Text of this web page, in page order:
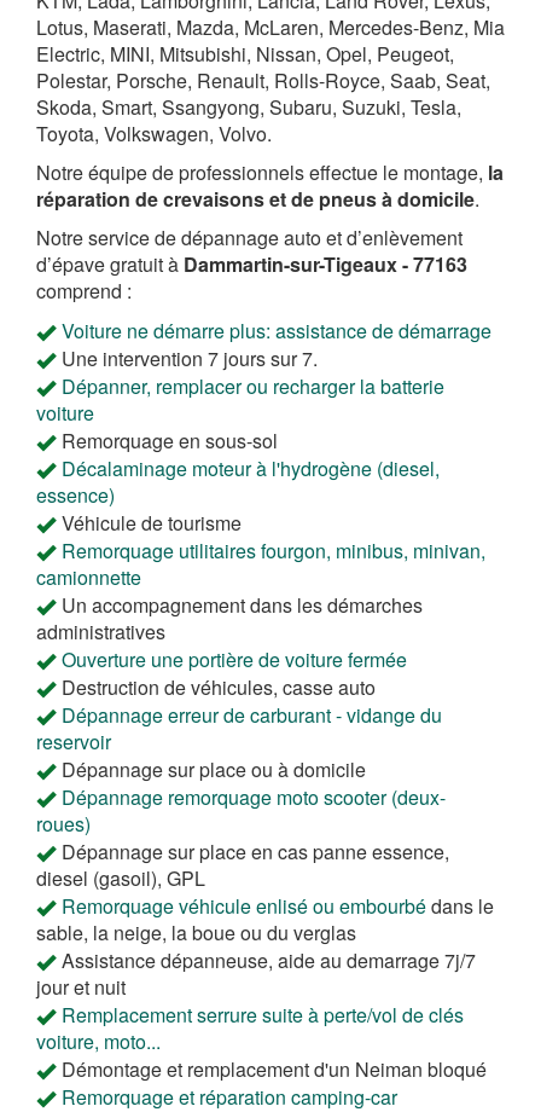
Lotus, Maserati, Mazda, McLaren, Mercedes-Benz, Mia
Electric, MINI, Mitsubishi, Nissan, Opel, Peugeot,
Polestar, Porsche, Renault, Rolls-Royce, Saab, Seat,
Skoda, Smart, Ssangyong, Subaru, Suzuki, Tesla,
Toyota, Volkswagen, Volvo.
Notre équipe de professionnels effectue le montage, la
réparation de crevaisons et de pneus à domicile.
Notre service de dépannage auto et d’enlèvement
d’épave gratuit à Dammartin-sur-Tigeaux - 77163
comprend :
Voiture ne démarre plus: assistance de démarrage
Une intervention 7 jours sur 7.
Dépanner, remplacer ou recharger la batterie
voiture
Remorquage en sous-sol
Décalaminage moteur à l'hydrogène (diesel,
essence)
Véhicule de tourisme
Remorquage utilitaires fourgon, minibus, minivan,
camionnette
Un accompagnement dans les démarches
administratives
Ouverture une portière de voiture fermée
Destruction de véhicules, casse auto
Dépannage erreur de carburant - vidange du
reservoir
Dépannage sur place ou à domicile
Dépannage remorquage moto scooter (deux-
roues)
Dépannage sur place en cas panne essence,
diesel (gasoil), GPL
Remorquage véhicule enlisé ou embourbédans le
sable, la neige, la boue ou du verglas
Assistance dépanneuse, aide au demarrage 7j/7
jour et nuit
Remplacement serrure suite à perte/vol de clés
voiture, moto...
Démontage et remplacement d'un Neiman bloqué
Remorquage et réparation camping-car